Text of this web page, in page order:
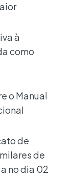
à
como
o Manual
de
de
no dia 02